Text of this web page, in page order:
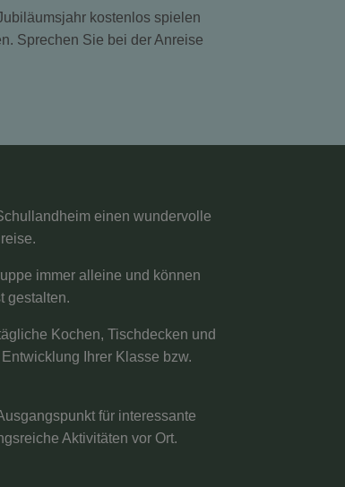
kostenlos spielen
Sprechen Sie bei der Anreise
einen wundervolle
immer alleine und können
gestalten.
Kochen, Tischdecken und
Ihrer Klasse bzw.
für interessante
Aktivitäten vor Ort.